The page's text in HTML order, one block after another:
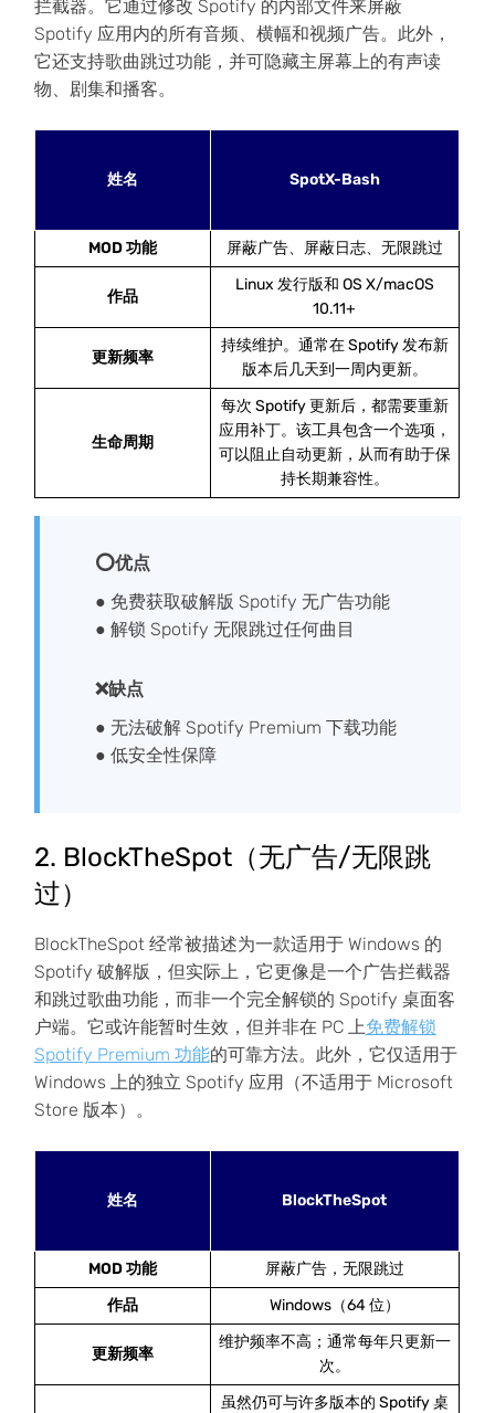
拦截器。它通过修改 Spotify 的内部文件来屏蔽
Spotify 应用内的所有音频、横幅和视频广告。此外，
它还支持歌曲跳过功能，并可隐藏主屏幕上的有声读
物、剧集和播客。
姓名 SpotX-Bash
MOD 功能 屏蔽广告、屏蔽日志、无限跳过
作品
Linux 发行版和 OS X/macOS
10.11+
更新频率
持续维护。通常在 Spotify 发布新
版本后几天到一周内更新。
生命周期
每次 Spotify 更新后，都需要重新
应用补丁。该工具包含一个选项，
可以阻止自动更新，从而有助于保
持长期兼容性。
⭕优点
● 免费获取破解版 Spotify 无广告功能
● 解锁 Spotify 无限跳过任何曲目
❌缺点
● 无法破解 Spotify Premium 下载功能
● 低安全性保障
2. BlockTheSpot（无广告/无限跳
过）
BlockTheSpot 经常被描述为一款适用于 Windows 的
Spotify 破解版，但实际上，它更像是一个广告拦截器
和跳过歌曲功能，而非一个完全解锁的 Spotify 桌面客
户端。它或许能暂时生效，但并非在 PC 上免费解锁
Spotify Premium 功能的可靠方法。此外，它仅适用于
Windows 上的独立 Spotify 应用（不适用于 Microsoft
Store 版本）。
姓名 BlockTheSpot
MOD 功能
屏蔽广告，无限跳过
作品
Windows（64 位）
更新频率
维护频率不高；通常每年只更新一
次。
虽然仍可与许多版本的 Spotify 桌